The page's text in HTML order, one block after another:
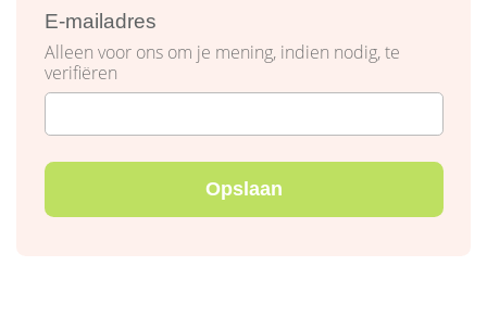
E-mailadres
Alleen voor ons om je mening, indien nodig, te
verifiëren